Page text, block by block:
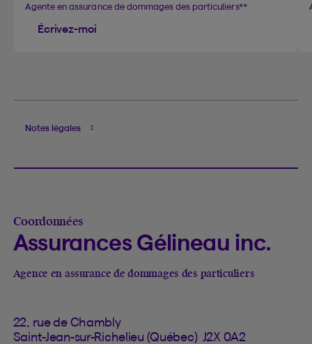
Agente en assurance de dommages des particuliers**
Écrivez-moi
Notes légales
Coordonnées
Assurances Gélineau inc.
Agence en assurance de dommages des particuliers
22, rue de Chambly
Saint-Jean-sur-Richelieu (Québec) J2X 0A2